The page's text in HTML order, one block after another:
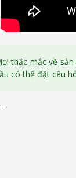
thắc mắc về
có thể đặt câu